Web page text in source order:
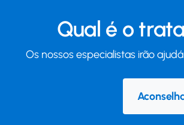
Qual é o
Os nossos especialistas irão